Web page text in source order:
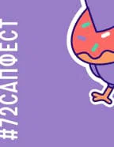
берега — вид с реки